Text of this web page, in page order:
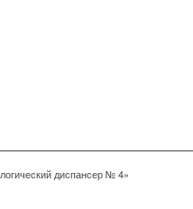
диспансер № 4»